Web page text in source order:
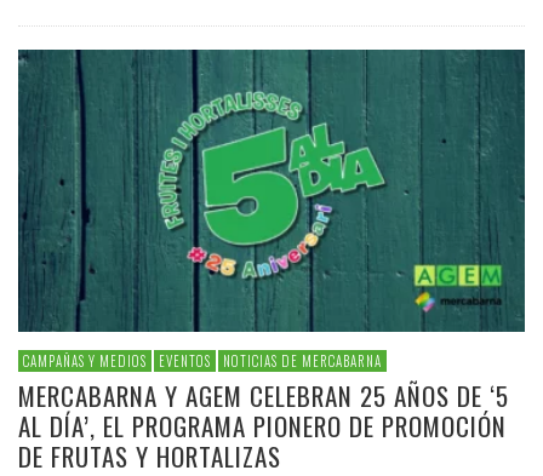
CAMPAÑAS Y MEDIOS EVENTOS NOTICIAS DE MERCABARNA
MERCABARNA Y AGEM CELEBRAN 25 AÑOS DE ‘5
AL DÍA’, EL PROGRAMA PIONERO DE PROMOCIÓN
DE FRUTAS Y HORTALIZAS